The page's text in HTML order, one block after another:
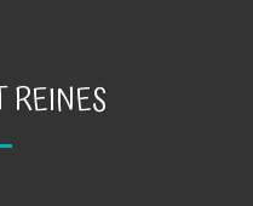
REINES